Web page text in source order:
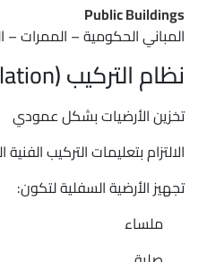
Public Buildings
المباني الحكومية – الممرات –
نظام التركيب (Installation)
تخزين الأرضيات بشكل عمودي
الالتزام بتعليمات التركيب
تجهيز الأرضية السفلية لتكون:
ملساء